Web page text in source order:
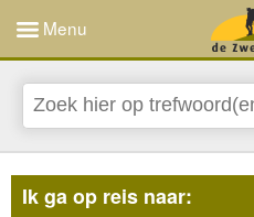
Menu
Ik ga op reis naar: